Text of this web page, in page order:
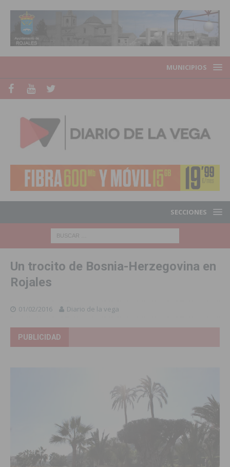
MUNICIPIOS
SECCIONES
Un trocito de Bosnia-Herzegovina en
Rojales
01/02/2016 Diario de la vega
PUBLICIDAD